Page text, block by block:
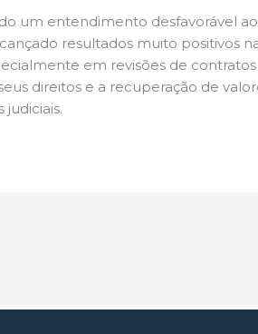
um entendimento desfavorável
resultados muito positivos
em revisões de
direitos e a recuperação de
judiciais.